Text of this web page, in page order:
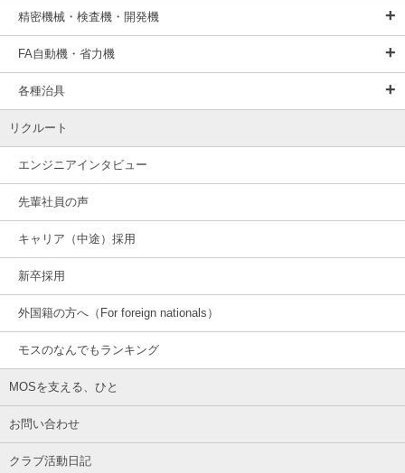
精密機械・検査機・開発機
FA自動機・省力機
各種治具
リクルート
エンジニアインタビュー
先輩社員の声
キャリア（中途）採用
新卒採用
外国籍の方へ（For foreign nationals）
モスのなんでもランキング
MOSを支える、ひと
お問い合わせ
クラブ活動日記